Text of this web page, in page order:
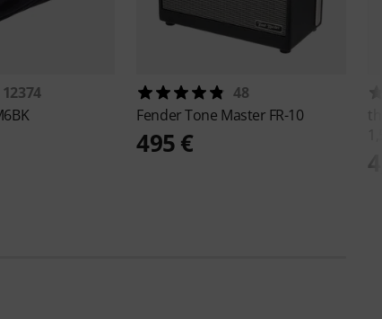
12374
48
FenderTone Master FR-10
495 €